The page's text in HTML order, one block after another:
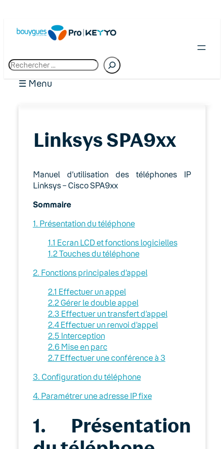
R
e
c
☰ Menu
Pro
03. Accès Internet
04. Téléphonie fixe
Expert
Guides d’installation
Lexique
Modes d’emploi
Fonctionnalités
Outils
Alcatel F580
Gigaset E630
Logiciel Zoiper (softphone)
Linksys SPA9xx
Manuel d’utilisation des téléphones IP
Linksys – Cisco SPA9xx
Sommaire
1. Présentation du téléphone
1.1 Ecran LCD et fonctions logicielles
1.2 Touches du téléphone
2. Fonctions principales d’appel
2.1 Effectuer un appel
2.2 Gérer le double appel
2.3 Effectuer un transfert d’appel
2.4 Effectuer un renvoi d’appel
2.5 Interception
2.6 Mise en parc
2.7 Effectuer une conférence à 3
3. Configuration du téléphone
4. Paramétrer une adresse IP fixe
1. Présentation